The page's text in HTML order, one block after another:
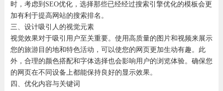
时，考虑到SEO优化，选择那些已经经过搜索引擎优化的模板会更
加有利于提高网站的搜索排名。
三、设计吸引人的视觉元素
视觉效果对于吸引用户至关重要。使用高质量的图片和视频来展示
您的旅游目的地和特色活动，可以使您的网页更加生动有趣。此
外，合理的颜色搭配和字体选择也会影响用户的浏览体验。确保您
的网页在不同设备上都能保持良好的显示效果。
四、优化内容与关键词